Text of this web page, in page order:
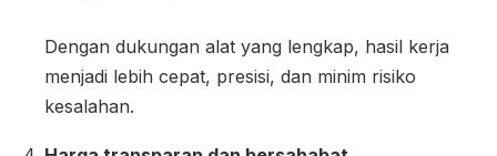
Dengan dukungan alat yang lengkap, hasil kerja
menjadi lebih cepat, presisi, dan minim risiko
kesalahan.